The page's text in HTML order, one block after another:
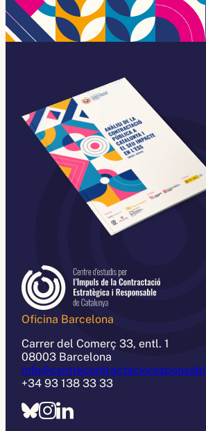
Oficina Barcelona
Carrer del Comerç 33, entl. 1
08003 Barcelona
+34 93 138 33 33